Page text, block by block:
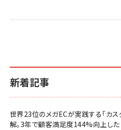
新着記事
世界23位のメガECが実践する「カ
解。3年で顧客満足度144%向上し